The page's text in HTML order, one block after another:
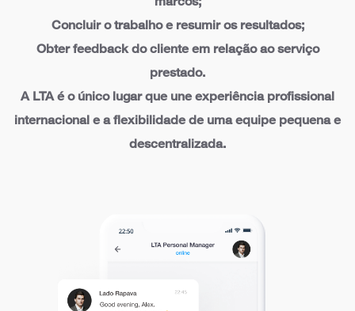
marcos;
Concluir o trabalho e resumir os resultados;
Obter feedback do cliente em relação ao serviço
prestado.
A LTA é o único lugar que une experiência profissional
internacional e a flexibilidade de uma equipe pequena e
descentralizada.